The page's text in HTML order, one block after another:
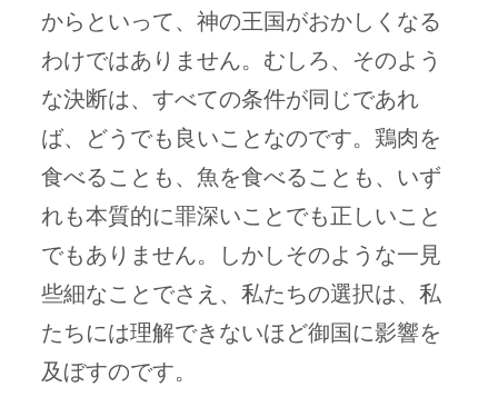
からといって、神の王国がおかしくなる
わけではありません。むしろ、そのよう
な決断は、すべての条件が同じであれ
ば、どうでも良いことなのです。鶏肉を
食べることも、魚を食べることも、いず
れも本質的に罪深いことでも正しいこと
でもありません。しかしそのような一見
些細なことでさえ、私たちの選択は、私
たちには理解できないほど御国に影響を
及ぼすのです。